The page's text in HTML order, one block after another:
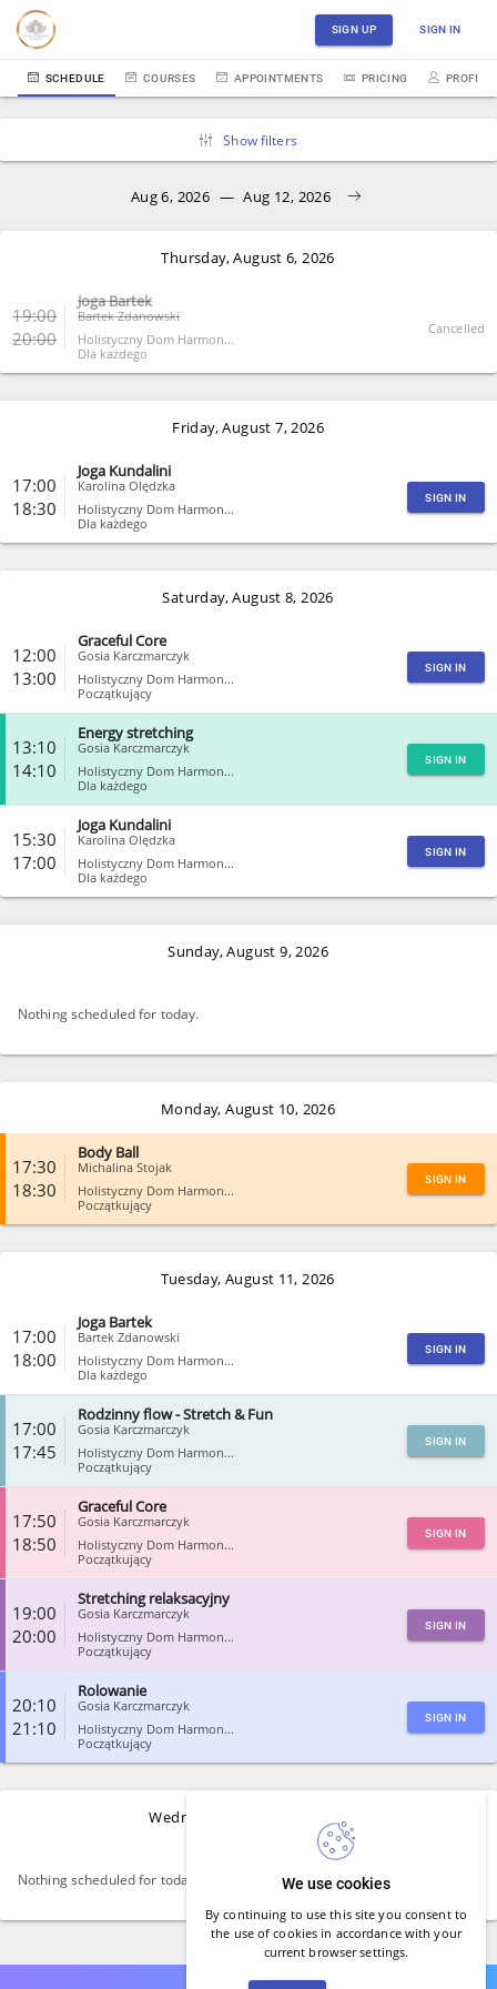
We use cookies
By continuing to use this site you consent to
the use of cookies in accordance with your
current browser settings.
SIGN UP SIGN IN
SCHEDULE COURSES APPOINTMENTS PRICING PROFILE
Show filters
Aug 6, 2026 — Aug 12, 2026
Thursday, August 6, 2026
19:00
20:00
Joga Bartek
Bartek Zdanowski
Holistyczny Dom Harmon...
Dla każdego
Cancelled
CLOSE
Friday, August 7, 2026
17:00
18:30
Joga Kundalini
Karolina Olędzka
Holistyczny Dom Harmon...
Dla każdego
SIGN IN
CLOSE
Saturday, August 8, 2026
12:00
13:00
Graceful Core
Gosia Karczmarczyk
Holistyczny Dom Harmon...
Początkujący
SIGN IN
13:10
14:10
Energy stretching
Gosia Karczmarczyk
Holistyczny Dom Harmon...
Dla każdego
SIGN IN
15:30
17:00
Joga Kundalini
Karolina Olędzka
Holistyczny Dom Harmon...
Dla każdego
SIGN IN
CLOSE
Sunday, August 9, 2026
Nothing scheduled for today.
Monday, August 10, 2026
17:30
18:30
Body Ball
Michalina Stojak
Holistyczny Dom Harmon...
Początkujący
SIGN IN
CLOSE
Tuesday, August 11, 2026
17:00
18:00
Joga Bartek
Bartek Zdanowski
Holistyczny Dom Harmon...
Dla każdego
SIGN IN
17:00
17:45
Rodzinny flow - Stretch & Fun
Gosia Karczmarczyk
Holistyczny Dom Harmon...
Początkujący
SIGN IN
17:50
18:50
Graceful Core
Gosia Karczmarczyk
Holistyczny Dom Harmon...
Początkujący
SIGN IN
19:00
20:00
Stretching relaksacyjny
Gosia Karczmarczyk
Holistyczny Dom Harmon...
Początkujący
SIGN IN
20:10
21:10
Rolowanie
Gosia Karczmarczyk
Holistyczny Dom Harmon...
Początkujący
SIGN IN
Wednesday, August 12, 2026
Nothing scheduled for today.